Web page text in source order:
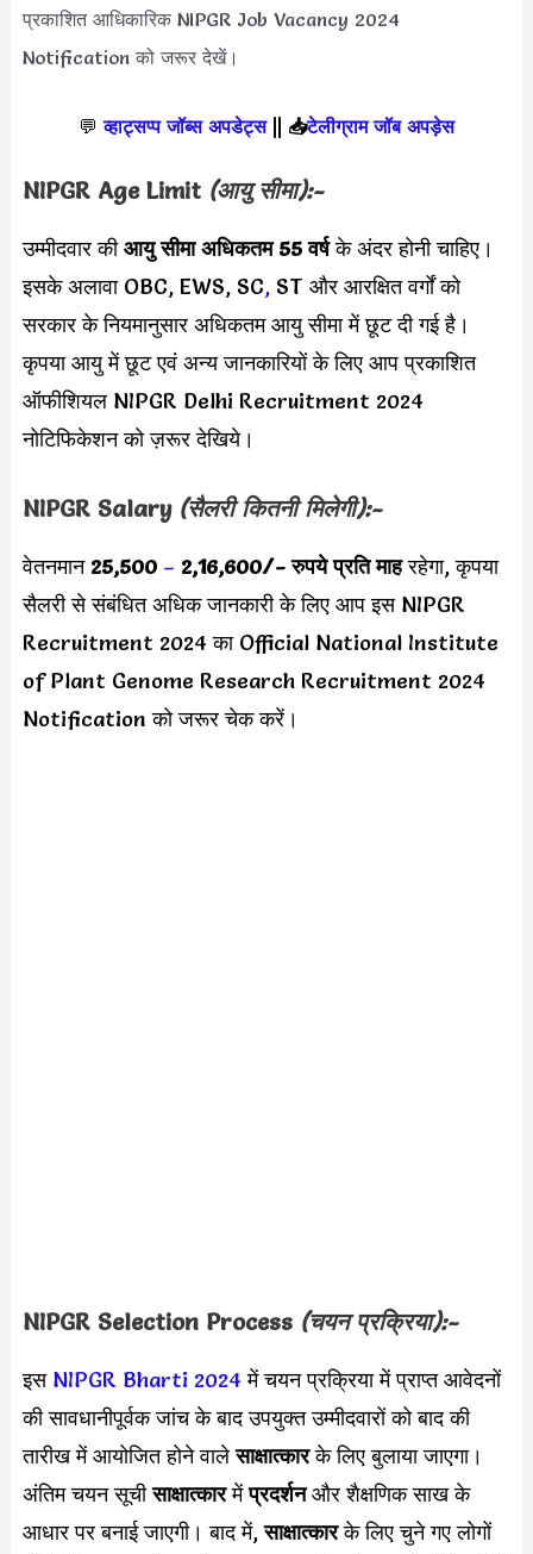
प्रकाशित आधिकारिक NIPGR Job Vacancy 2024
Notification को जरूर देखें।
💬 व्हाट्सप्प जॉब्स अपडेट्स|| 📥टेलीग्राम जॉब अपड़ेस
NIPGR Age Limit (आयु सीमा):-
उम्मीदवार कीआयु सीमा अधिकतम 55 वर्षके अंदर होनी चाहिए।
इसके अलावा OBC, EWS, SC,ST और आरक्षित वर्गों को
सरकार के नियमानुसार अधिकतम आयु सीमा में छूट दी गई है।
कृपया आयु में छूट एवं अन्य जानकारियों के लिए आप प्रकाशित
ऑफीशियल NIPGR Delhi Recruitment 2024
नोटिफिकेशन को ज़रूर देखिये।
NIPGR Salary (सैलरी कितनी मिलेगी):-
वेतनमान 25,500 – 2,16,600/-रुपये प्रति माहरहेगा, कृपया
सैलरी से संबंधित अधिक जानकारी के लिए आप इस NIPGR
Recruitment 2024 का Official National Institute
of Plant Genome Research Recruitment 2024
Notification को जरूर चेक करें।
NIPGR Selection Process (चयन प्रक्रिया):-
इस NIPGR Bharti 2024 में चयन प्रक्रिया में प्राप्त आवेदनों
की सावधानीपूर्वक जांच के बाद उपयुक्त उम्मीदवारों को बाद की
तारीख में आयोजित होने वालेसाक्षात्कारके लिए बुलाया जाएगा।
अंतिम चयन सूचीसाक्षात्कारमेंप्रदर्शनऔर शैक्षणिक साख के
आधार पर बनाई जाएगी। बाद में,साक्षात्कारके लिए चुने गए लोगों